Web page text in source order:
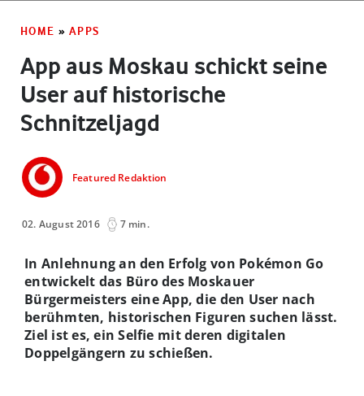
HOME » APPS
App aus Moskau schickt seine
User auf historische
Schnitzeljagd
Featured Redaktion
02. August 2016 7 min.
In Anlehnung an den Erfolg von Pokémon Go
entwickelt das Büro des Moskauer
Bürgermeisters eine App, die den User nach
berühmten, historischen Figuren suchen lässt.
Ziel ist es, ein Selfie mit deren digitalen
Doppelgängern zu schießen.